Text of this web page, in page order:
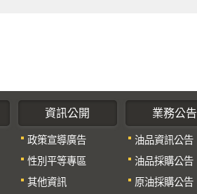
資訊公開
政策宣導廣告
性別平等專區
其他資訊
業務公告
油品資訊公告
油品採購公告
原油採購公告